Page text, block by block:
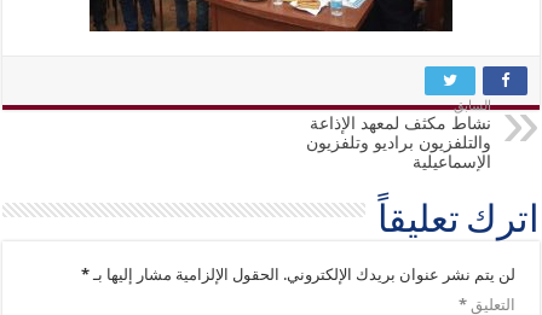
السابق
نشاط مكثف لمعهد الإذاعة
والتلفزيون براديو وتلفزيون
الإسماعيلية
اترك تعليقاً
لن يتم نشر عنوان بريدك الإلكتروني. الحقول الإلزامية مشار إليها بـ*
التعليق*